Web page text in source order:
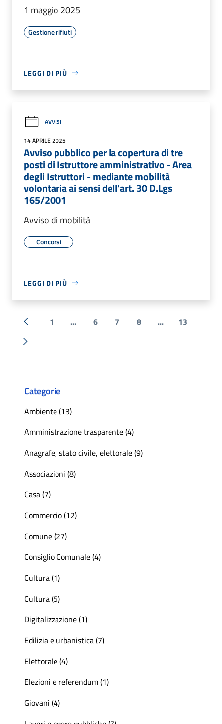
1 maggio 2025
Gestione rifiuti
LEGGI DI PIÙ
AVVISI
14 APRILE 2025
Avviso pubblico per la copertura di tre
posti di Istruttore amministrativo - Area
degli Istruttori - mediante mobilità
volontaria ai sensi dell'art. 30 D.Lgs
165/2001
Avviso di mobilità
Concorsi
LEGGI DI PIÙ
« Precedente
1 ... 6 7 8 ... 13
Successiva »
Categorie
Ambiente (13)
Amministrazione trasparente (4)
Anagrafe, stato civile, elettorale (9)
Associazioni (8)
Casa (7)
Commercio (12)
Comune (27)
Consiglio Comunale (4)
Cultura (1)
Cultura (5)
Digitalizzazione (1)
Edilizia e urbanistica (7)
Elettorale (4)
Elezioni e referendum (1)
Giovani (4)